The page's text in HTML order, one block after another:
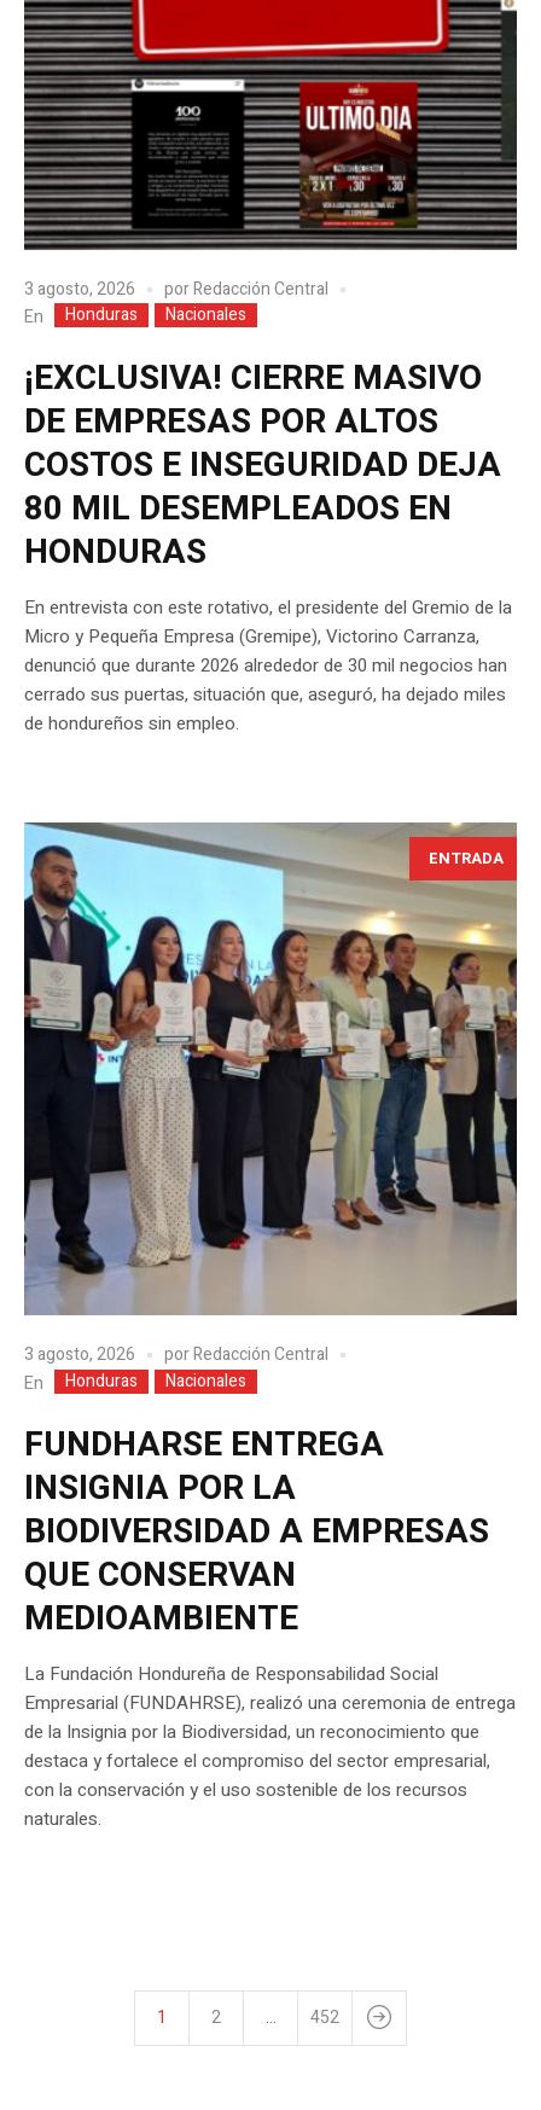
3 agosto, 2026 porRedacción Central
En
Honduras Nacionales
¡EXCLUSIVA! CIERRE MASIVO
DE EMPRESAS POR ALTOS
COSTOS E INSEGURIDAD DEJA
80 MIL DESEMPLEADOS EN
HONDURAS
En entrevista con este rotativo, el presidente del Gremio de la
Micro y Pequeña Empresa (Gremipe), Victorino Carranza,
denunció que durante 2026 alrededor de 30 mil negocios han
cerrado sus puertas, situación que, aseguró, ha dejado miles
de hondureños sin empleo.
ENTRADA
3 agosto, 2026 porRedacción Central
En
Honduras Nacionales
FUNDHARSE ENTREGA
INSIGNIA POR LA
BIODIVERSIDAD A EMPRESAS
QUE CONSERVAN
MEDIOAMBIENTE
La Fundación Hondureña de Responsabilidad Social
Empresarial (FUNDAHRSE), realizó una ceremonia de entrega
de la Insignia por la Biodiversidad, un reconocimiento que
destaca y fortalece el compromiso del sector empresarial,
con la conservación y el uso sostenible de los recursos
naturales.
1 2 … 452